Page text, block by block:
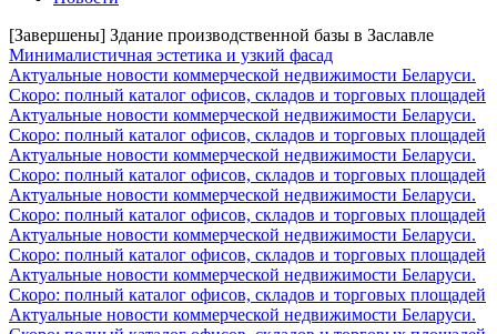
[Завершены] Здание производственной базы в Заславле
Минималистичная эстетика и узкий фасад
Актуальные новости коммерческой недвижимости Беларуси.
Скоро: полный каталог офисов, складов и торговых площадей
Актуальные новости коммерческой недвижимости Беларуси.
Скоро: полный каталог офисов, складов и торговых площадей
Актуальные новости коммерческой недвижимости Беларуси.
Скоро: полный каталог офисов, складов и торговых площадей
Актуальные новости коммерческой недвижимости Беларуси.
Скоро: полный каталог офисов, складов и торговых площадей
Актуальные новости коммерческой недвижимости Беларуси.
Скоро: полный каталог офисов, складов и торговых площадей
Актуальные новости коммерческой недвижимости Беларуси.
Скоро: полный каталог офисов, складов и торговых площадей
Актуальные новости коммерческой недвижимости Беларуси.